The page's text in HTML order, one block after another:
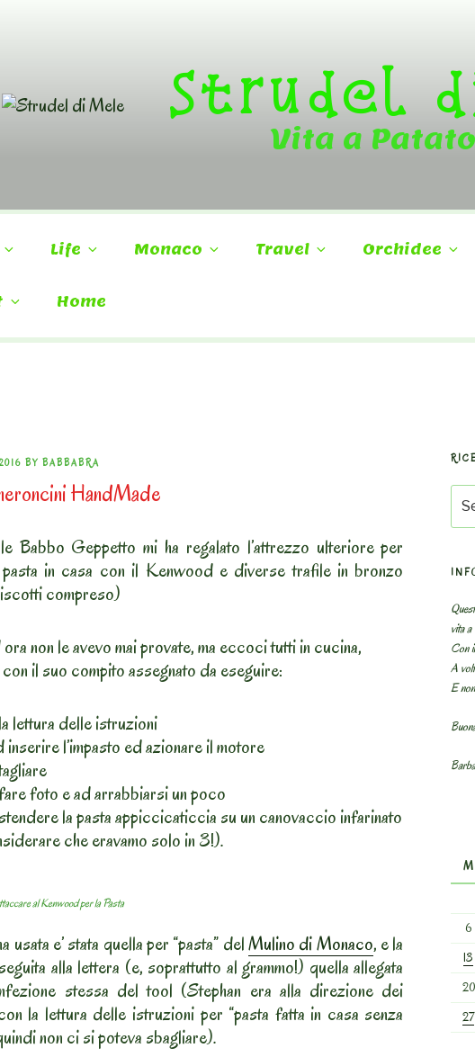
Strudel
Vita a
Life Monaco Travel Orchidee
Home
BY BABBABRA
HandMade
Babbo Geppetto mi ha regalato l’attrezzo ulteriore per
in casa con il Kenwood e diverse trafile in bronzo
compreso)
non le avevo mai provate, ma eccoci tutti in cucina,
il suo compito assegnato da eseguire:
lettura delle istruzioni
inserire l’impasto ed azionare il motore
foto e ad arrabbiarsi un poco
la pasta appiccicaticcia su un canovaccio infarinato
che eravamo solo in 3!).
al Kenwood per la Pasta
usata e’ stata quella per “pasta” delMulino di Monaco, e la
alla lettera (e, soprattutto al grammo!) quella allegata
stessa del tool (Stephan era alla direzione dei
la lettura delle istruzioni per “pasta fatta in casa senza
non ci si poteva sbagliare).
for:
vita
Con
A
E
M
6
13
20
27